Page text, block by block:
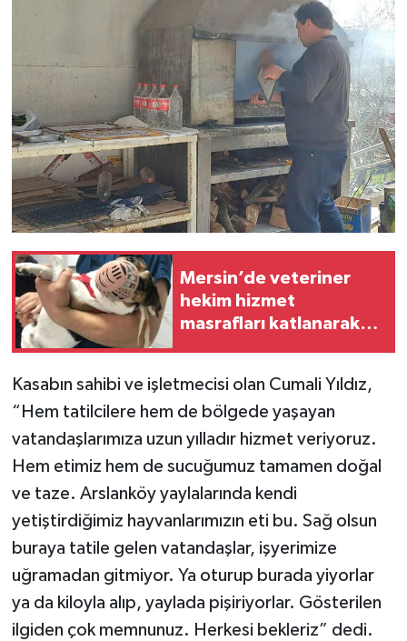
Mersin’de veteriner
hekim hizmet
masrafları katlanarak
Kasabın sahibi ve işletmecisi olan Cumali Yıldız,
“Hem tatilcilere hem de bölgede yaşayan
vatandaşlarımıza uzun yılladır hizmet veriyoruz.
Hem etimiz hem de sucuğumuz tamamen doğal
ve taze. Arslanköy yaylalarında kendi
yetiştirdiğimiz hayvanlarımızın eti bu. Sağ olsun
buraya tatile gelen vatandaşlar, işyerimize
uğramadan gitmiyor. Ya oturup burada yiyorlar
ya da kiloyla alıp, yaylada pişiriyorlar. Gösterilen
ilgiden çok memnunuz. Herkesi bekleriz” dedi.